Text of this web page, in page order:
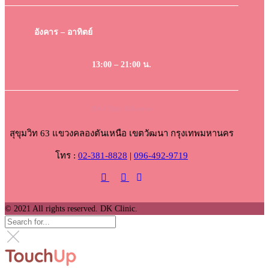
อังคาร – อาทิตย์
13:00 – 21:00 น.
สุขุมวิท 63 แขวงคลองตันเหนือ เขตวัฒนา กรุงเทพมหานคร
โทร : 02-381-8828 | 096-492-9719
© 2021 All rights reserved. DK Clinic.